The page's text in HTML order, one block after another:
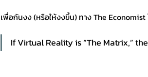
เพื่อกันงง (หรือให้งงขึ้น) ทาง The Economist
If Virtual Reality is “The Matrix,”